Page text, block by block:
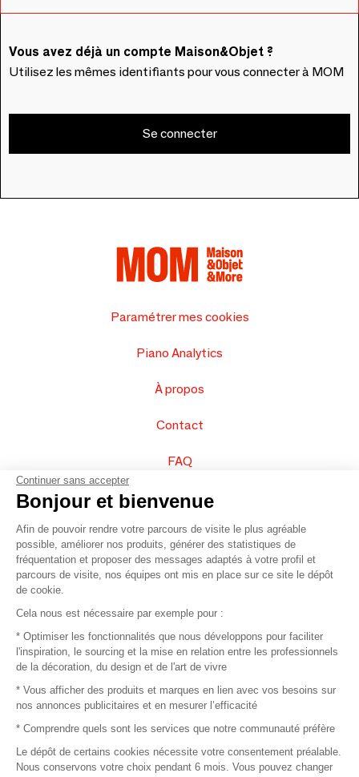
Vous avez déjà un compte Maison&Objet ?
Utilisez les mêmes identifiants pour vous connecter à MOM
Se connecter
Paramétrer mes cookies
Piano Analytics
À propos
Contact
FAQ
Vendez vos produits
Plan du site
© 2016 –Organisation SAFI
Recrutement
Mentions légales
Continuer sans accepter
Bonjour et bienvenue
Afin de pouvoir rendre votre parcours de visite le plus agréable
possible, améliorer nos produits, générer des statistiques de
fréquentation et proposer des messages adaptés à votre profil et
parcours de visite, nos équipes ont mis en place sur ce site le dépôt
de cookie.
Cela nous est nécessaire par exemple pour :
* Optimiser les fonctionnalités que nous développons pour faciliter
l'inspiration, le sourcing et la mise en relation entre les professionnels
de la décoration, du design et de l'art de vivre
* Vous afficher des produits et marques en lien avec vos besoins sur
nos annonces publicitaires et en mesurer l’efficacité
* Comprendre quels sont les services que notre communauté préfère
Le dépôt de certains cookies nécessite votre consentement préalable.
Nous conservons votre choix pendant 6 mois. Vous pouvez changer